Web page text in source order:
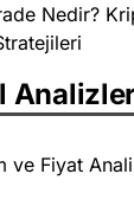
Nedir?
ve Fiyat